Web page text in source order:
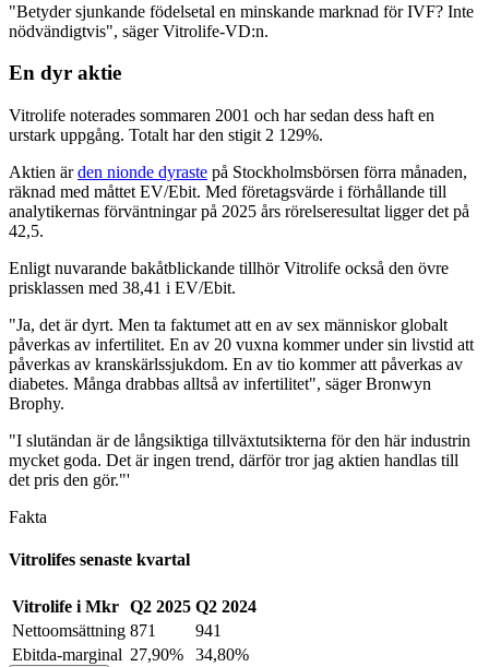
"Betyder sjunkande födelsetal en minskande marknad för IVF? Inte
nödvändigtvis", säger Vitrolife-VD:n.
En dyr aktie
Vitrolife noterades sommaren 2001 och har sedan dess haft en
urstark uppgång. Totalt har den stigit 2 129%.
Aktien ärden nionde dyraste på Stockholmsbörsen förra månaden,
räknad med måttet EV/Ebit. Med företagsvärde i förhållande till
analytikernas förväntningar på 2025 års rörelseresultat ligger det på
42,5.
Enligt nuvarande bakåtblickande tillhör Vitrolife också den övre
prisklassen med 38,41 i EV/Ebit.
"Ja, det är dyrt. Men ta faktumet att en av sex människor globalt
påverkas av infertilitet. En av 20 vuxna kommer under sin livstid att
påverkas av kranskärlssjukdom. En av tio kommer att påverkas av
diabetes. Många drabbas alltså av infertilitet", säger Bronwyn
Brophy.
"I slutändan är de långsiktiga tillväxtutsikterna för den här industrin
mycket goda. Det är ingen trend, därför tror jag aktien handlas till
det pris den gör."'
Fakta
Vitrolifes senaste kvartal
Vitrolife i Mkr Q2 2025 Q2 2024
Nettoomsättning 871
941
Ebitda-marginal 27,90%
34,80%